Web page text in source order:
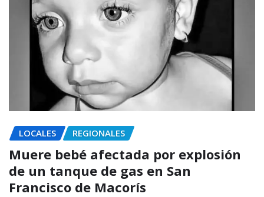
LOCALES REGIONALES
Muere bebé afectada por explosión
de un tanque de gas en San
Francisco de Macorís